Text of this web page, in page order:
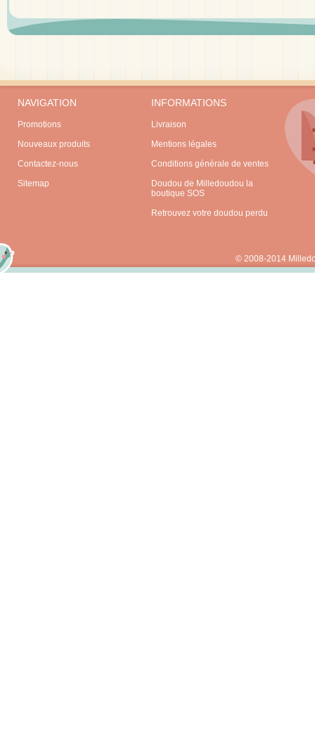
NAVIGATION
Promotions
Nouveaux produits
Contactez-nous
Sitemap
INFORMATIONS
Livraison
Mentions légales
Conditions générale de ventes
Doudou de Milledoudou la
boutique SOS
Retrouvez votre doudou perdu
© 2008-2014